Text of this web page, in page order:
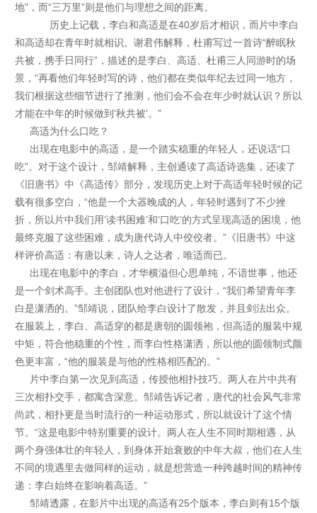
地”，而“三万里”则是他们与理想之间的距离。
历史上记载，李白和高适是在40岁后才相识，而片中李白
和高适却在青年时就相识。谢君伟解释，杜甫写过一首诗“醉眠秋
共被，携手日同行”，描述的是李白、高适、杜甫三人同游时的场
景，“再看他们年轻时写的诗，他们都在类似年纪去过同一地方，
我们根据这些细节进行了推测，他们会不会在年少时就认识？所以
才能在中年的时候做到‘秋共被’。”
高适为什么口吃？
出现在电影中的高适，是一个踏实稳重的年轻人，还说话“口
吃”。对于这个设计，邹靖解释，主创通读了高适诗选集，还读了
《旧唐书》中《高适传》部分，发现历史上对于高适年轻时候的记
载有很多空白，“他是一个大器晚成的人，年轻时遇到了不少挫
折，所以片中我们用‘读书困难’和‘口吃’的方式呈现高适的困境，他
最终克服了这些困难，成为唐代诗人中佼佼者。”《旧唐书》中这
样评价高适：有唐以来，诗人之达者，唯适而已。
出现在电影中的李白，才华横溢但心思单纯，不谙世事，他还
是一个剑术高手。主创团队也对他进行了设计，“我们希望青年李
白是潇洒的。”邹靖说，团队给李白设计了散发，并且剑法出众。
在服装上，李白、高适穿的都是唐朝的圆领袍，但高适的服装中规
中矩，符合他稳重的个性，而李白性格潇洒，所以他的圆领制式颜
色更丰富，“他的服装是与他的性格相匹配的。”
片中李白第一次见到高适，传授他相扑技巧。两人在片中共有
三次相扑交手，都寓含深意。邹靖告诉记者，唐代的社会风气非常
尚武，相扑更是当时流行的一种运动形式，所以就设计了这个情
节。“这是电影中特别重要的设计。两人在人生不同时期相遇，从
两个身强体壮的年轻人，到身体开始衰败的中年大叔，他们在人生
不同的境遇里去做同样的运动，就是想营造一种跨越时间的精神传
递：李白始终在影响着高适。”
邹靖透露，在影片中出现的高适有25个版本，李白则有15个版